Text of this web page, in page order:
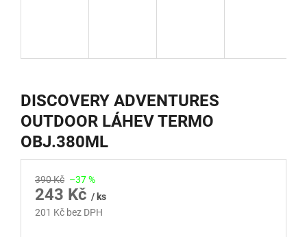
DISCOVERY ADVENTURES
OUTDOOR LÁHEV TERMO
OBJ.380ML
390 Kč –37 %
243 Kč / ks
201 Kč bez DPH